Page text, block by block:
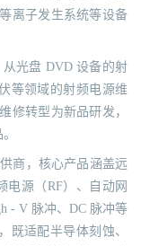
离子发生系统等设备
光盘 DVD 设备的射
等领域的射频电源维
修转型为新品研发，
商，核心产品涵盖远
电源（RF）、自动网
- V 脉冲、DC 脉冲等
既适配半导体刻蚀、